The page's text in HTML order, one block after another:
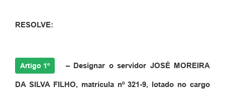
RESOLVE:
Artigo 1º – Designar o servidor JOSÉ MOREIRA
DA SILVA FILHO, matrícula nº 321-9, lotado no cargo